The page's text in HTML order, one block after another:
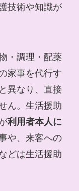
技術や知識が
・調理・配薬
家事を代行す
異なり、直接
ん。生活援助
利用者本人に
や、来客への
どは生活援助